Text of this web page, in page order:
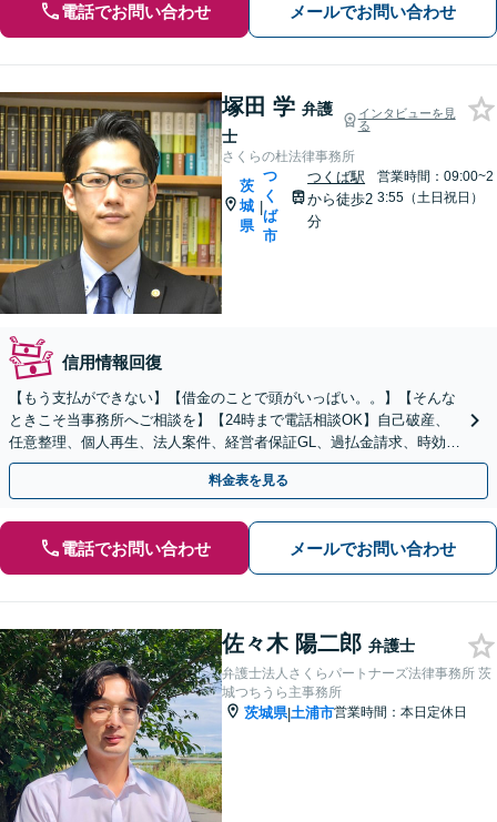
電話でお問い合わせ メールでお問い合わせ
塚田 学 弁護
士
インタビューを見
る
さくらの杜法律事務所
茨
城
県
|
つ
く
ば
市
つくば駅
から徒歩2
分
営業時間：09:00~2
3:55（土日祝日）
信用情報回復
【もう支払ができない】【借金のことで頭がいっぱい。。】【そんな
ときこそ当事務所へご相談を】【24時まで電話相談OK】自己破産、
任意整理、個人再生、法人案件、経営者保証GL、過払金請求、時効援
用など解決実績多数。【最善の解決を目指します】
料金表を見る
電話でお問い合わせ メールでお問い合わせ
佐々木 陽二郎 弁護士
弁護士法人さくらパートナーズ法律事務所 茨
城つちうら主事務所
茨城県|土浦市営業時間：本日定休日